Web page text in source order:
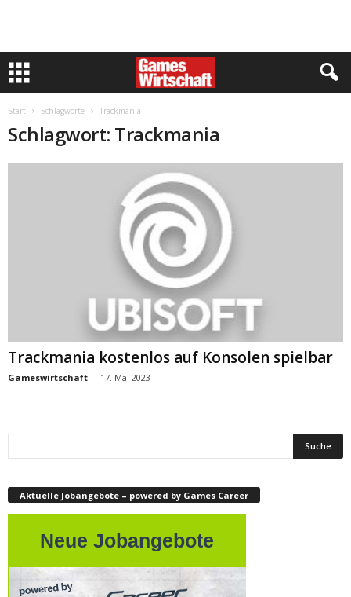
Start Schlagworte Trackmania
Schlagwort: Trackmania
Trackmania kostenlos auf Konsolen spielbar
Gameswirtschaft - 17. Mai 2023
Aktuelle Jobangebote – powered by Games Career